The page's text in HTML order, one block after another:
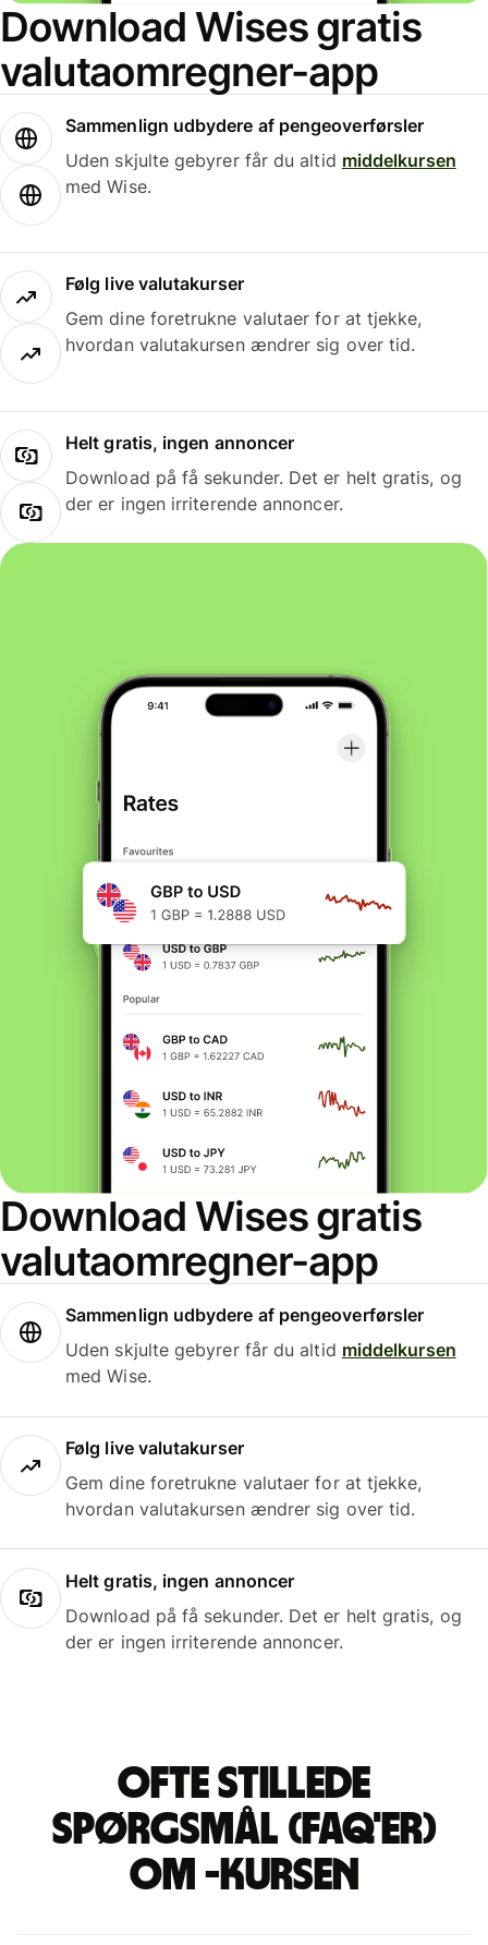
Download Wises gratis
valutaomregner-app
Sammenlign udbydere af pengeoverførsler
Uden skjulte gebyrer får du altid middelkursen
med Wise.
Følg live valutakurser
Gem dine foretrukne valutaer for at tjekke,
hvordan valutakursen ændrer sig over tid.
Helt gratis, ingen annoncer
Download på få sekunder. Det er helt gratis, og
der er ingen irriterende annoncer.
Download Wises gratis
valutaomregner-app
Sammenlign udbydere af pengeoverførsler
Uden skjulte gebyrer får du altid middelkursen
med Wise.
Følg live valutakurser
Gem dine foretrukne valutaer for at tjekke,
hvordan valutakursen ændrer sig over tid.
Helt gratis, ingen annoncer
Download på få sekunder. Det er helt gratis, og
der er ingen irriterende annoncer.
Ofte stillede
spørgsmål (FAQ'er)
om -kursen